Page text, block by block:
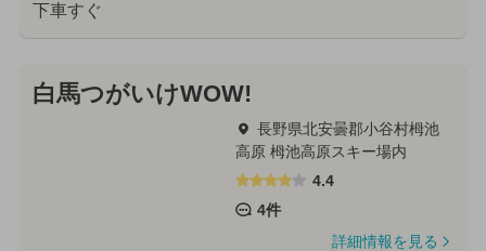
下車すぐ
白馬つがいけWOW!
長野県北安曇郡小谷村栂池
高原 栂池高原スキー場内
4.4
4件
詳細情報を見る